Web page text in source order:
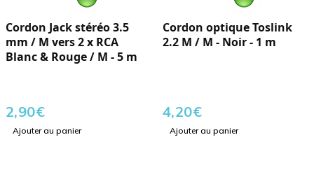
Cordon Jack stéréo 3.5
mm / M vers 2 x RCA
Blanc & Rouge / M - 5 m
2,90€
Ajouter au panier
Cordon optique Toslink
2.2 M / M - Noir - 1 m
4,20€
Ajouter au panier